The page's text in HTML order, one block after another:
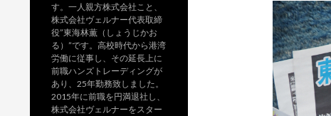
す。一人親方株式会社こと、
株式会社ヴェルナー代表取締
役”東海林薫（しょうじかお
る）”です。高校時代から港湾
労働に従事し、その延長上に
前職ハンズトレーディングが
あり、25年勤務致しました。
2015年に前職を円満退社し、
株式会社ヴェルナーをスター